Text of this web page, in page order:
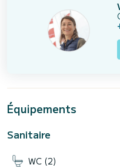
Équipements
Sanitaire
WC (2)